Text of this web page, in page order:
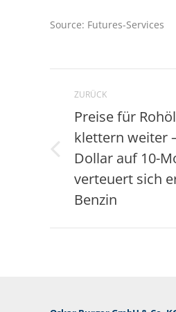
Source: Futures-Services
ZURÜCK
Vorheriger
Beitrag:
Preise für
klettern weiter
Dollar auf 10-
verteuert sich
Benzin